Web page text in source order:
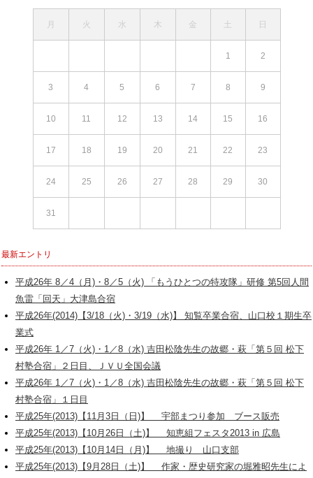
月 火 水 木 金 土 日
1 2
3 4 5 6 7 8 9
10 11 12 13 14 15 16
17 18 19 20 21 22 23
24 25 26 27 28 29 30
31
最新エントリ
平成26年 8／4（月)・8／5（火) 「もうひとつの特攻隊」研修 第5回人間
魚雷「回天」大津島合宿
平成26年(2014)【3/18（火)・3/19（水)】 知覧卒業合宿、山口校１期生卒
業式
平成26年 1／7（火)・1／8（水) 吉田松陰先生の故郷・萩「第５回 松下
村塾合宿」２日目、ＪＶＵ全国会議
平成26年 1／7（火)・1／8（水) 吉田松陰先生の故郷・萩「第５回 松下
村塾合宿」１日目
平成25年(2013)【11月3日（日)】 宇部まつり参加 ブース販売
平成25年(2013)【10月26日（土)】 知恵組フェスタ2013 in 広島
平成25年(2013)【10月14日（月)】 地撮り 山口支部
平成25年(2013)【9月28日（土)】 作家・歴史研究家の堀雅昭先生によ